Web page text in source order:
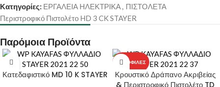
Κατηγορίες: ΕΡΓΑΛΕΙΑ ΗΛΕΚΤΡΙΚΑ, ΠΙΣΤΟΛΕΤΑ
Περιστροφικό Πιστολέτο HD 3 CK STAYER
Παρόμοια Προϊόντα
Κατεδαφιστικό MD 10 K STAYER
ΔΗΜΟΦΙΛΈΣ
Κρουστικό Δράπανο Ακριβείας